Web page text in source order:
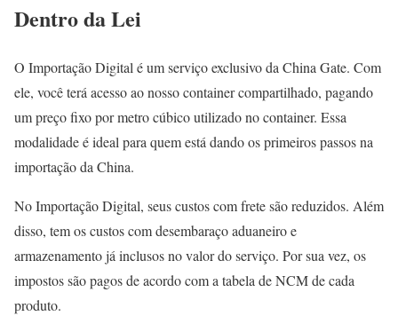
Dentro da Lei
O Importação Digital é um serviço exclusivo da China Gate. Com
ele, você terá acesso ao nosso container compartilhado, pagando
um preço fixo por metro cúbico utilizado no container. Essa
modalidade é ideal para quem está dando os primeiros passos na
importação da China.
No Importação Digital, seus custos com frete são reduzidos. Além
disso, tem os custos com desembaraço aduaneiro e
armazenamento já inclusos no valor do serviço. Por sua vez, os
impostos são pagos de acordo com a tabela de NCM de cada
produto.